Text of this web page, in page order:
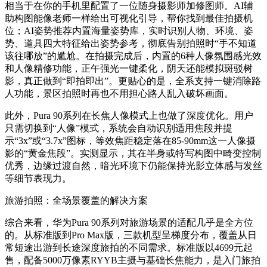
相当于在你的手机里配置了一位随身摄影师加修图师。AI辅
助构图能像老师一样给出可视化引导，帮你找到最佳拍摄机
位；AI姿势推荐内置海量姿势库，实时识别人物、环境、姿
势、道具四大特征给出姿势参考，彻底告别拍照时“手不知道
该往哪放”的尴尬。在拍摄完成后，内置的6种人像氛围感光效
和人像精修功能，正午强光一键柔化，阴天还能模拟斑驳树
影，真正做到“即拍即出”。更贴心的是，全系支持一键消除路
人功能，景区拍照时再也不用担心路人乱入破坏画面。
此外，Pura 90系列在长焦人像模式上也做了深度优化。用户
只需切换到“人像”模式，系统会自动识别适用焦段并提
示“3x”或“3.7x”图标，等效焦距稳定落在85-90mm这一人像摄
影的“黄金焦段”。实测显示，其在半身或特写构图中畸变控制
优秀，边缘过渡自然，暗光环境下仍能保持光影立体感与发丝
等细节表现力。
旅游拍照：全场景覆盖的解决方案
综合来看，华为Pura 90系列对旅游场景的适配几乎是全方位
的。从标准版到Pro Max版，三款机型呈梯度分布，覆盖从日
常短途出游到长途深度旅拍的不同需求。标准版以4699元起
售，配备5000万像素RYYB主摄与基础长焦能力，是入门旅拍